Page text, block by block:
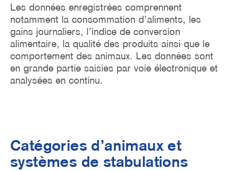
Les données enregistrées comprennent
notamment la consommation d’aliments, les
gains journaliers, l’indice de conversion
alimentaire, la qualité des produits ainsi que le
comportement des animaux. Les données sont
en grande partie saisies par voie électronique et
analysées en continu.
Catégories d’animaux et
systèmes de stabulations